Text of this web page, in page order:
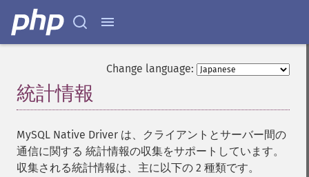
Change language:
統計情報
MySQL Native Driver は、クライアントとサーバー間の
通信に関する 統計情報の収集をサポートしています。
収集される統計情報は、主に以下の 2 種類です。